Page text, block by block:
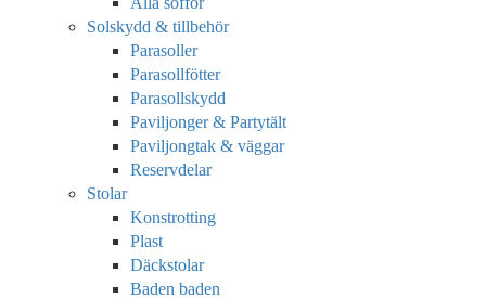
Solskydd & tillbehör
Parasoller
Parasollfötter
Parasollskydd
Paviljonger & Partytält
Paviljongtak & väggar
Reservdelar
Stolar
Konstrotting
Plast
Däckstolar
Baden baden